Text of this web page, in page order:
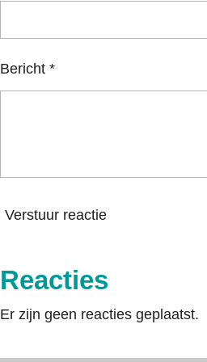
Bericht *
Verstuur reactie
Reacties
Er zijn geen reacties geplaatst.